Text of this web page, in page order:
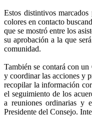
Estos distintivos
colores en contacto
que se mostró entre los
su aprobación a la que
comunidad.
También se contará con
y coordinar las acciones y
recopilar la información
el seguimiento de los
a reuniones ordinarias y
Presidente del Consejo.